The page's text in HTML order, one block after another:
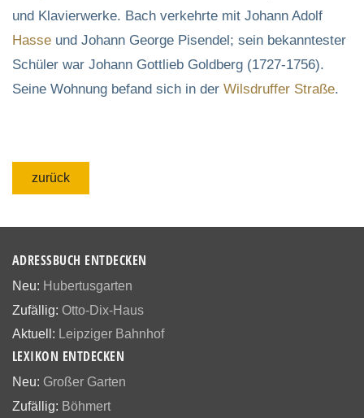
und Klavierwerke. Bach verkehrte mit Johann Adolf
Hasse und Johann George Pisendel; sein bekanntester
Schüler war Johann Gottlieb Goldberg (1727-1756).
Seine Wohnung befand sich in der Wilsdruffer Straße.
zurück
ADRESSBUCH ENTDECKEN
Neu: Hubertusgarten
Zufällig: Otto-Dix-Haus
Aktuell: Leipziger Bahnhof
LEXIKON ENTDECKEN
Neu: Großer Garten
Zufällig: Böhmert